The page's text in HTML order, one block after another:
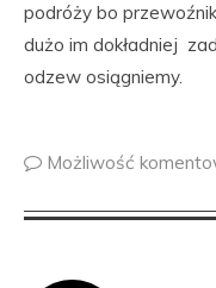
podróży bo
dużo im dokładniej
odzew osiągniemy.
Możliwość